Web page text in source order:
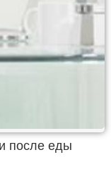
после еды